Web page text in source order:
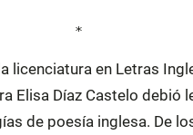
*
licenciatura en Letras
Elisa Díaz Castelo debió
de poesía inglesa. De